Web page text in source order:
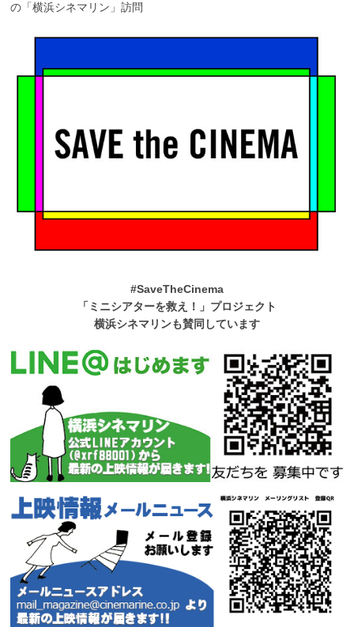
の「横浜シネマリン」訪問
#SaveTheCinema
「ミニシアターを救え！」プロジェクト
横浜シネマリンも賛同しています